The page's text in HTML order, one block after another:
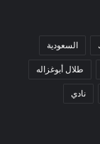
السعودية
طلال أبوغزاله
نادي